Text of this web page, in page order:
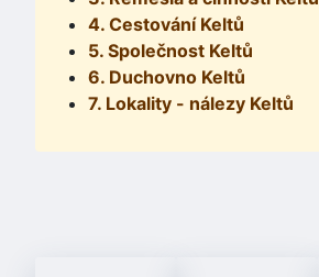
4. Cestování Keltů
5. Společnost Keltů
6. Duchovno Keltů
7. Lokality - nálezy Keltů